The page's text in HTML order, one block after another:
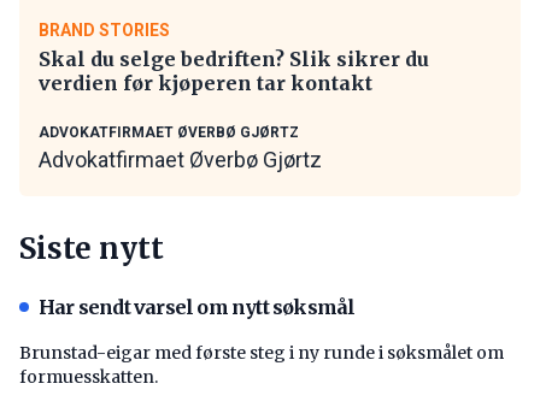
BRAND STORIES
Skal du selge bedriften? Slik sikrer du
verdien før kjøperen tar kontakt
ADVOKATFIRMAET ØVERBØ GJØRTZ
Advokatfirmaet Øverbø Gjørtz
Siste nytt
Har sendt varsel om nytt søksmål
Brunstad-eigar med første steg i ny runde i søksmålet om
formuesskatten.